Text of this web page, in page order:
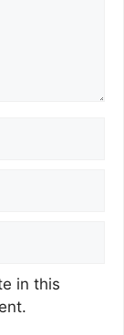
in this